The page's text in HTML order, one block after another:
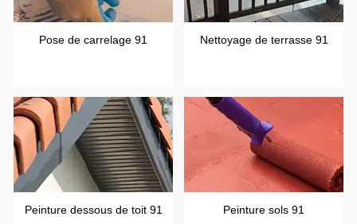
Pose de carrelage 91 Nettoyage de terrasse 91
Peinture dessous de toit 91 Peinture sols 91